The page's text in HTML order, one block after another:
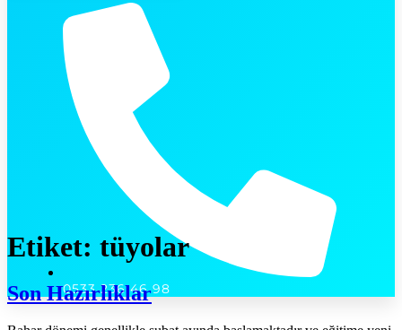
0533 236 46 98
Etiket: tüyolar
Son Hazırlıklar